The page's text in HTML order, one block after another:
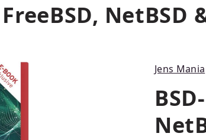
NetBSD
Jens Mania